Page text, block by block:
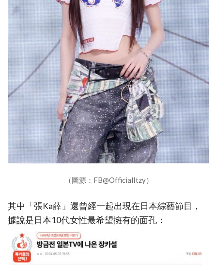
（圖源：FB@OfficialItzy）
其中「張Ka薛」還曾經一起出現在日本綜藝節目，
據說是日本10代女性最希望擁有的面孔：